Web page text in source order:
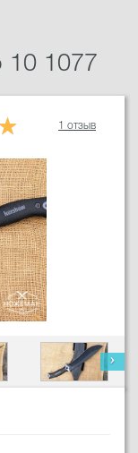
10 1077
1 отзыв